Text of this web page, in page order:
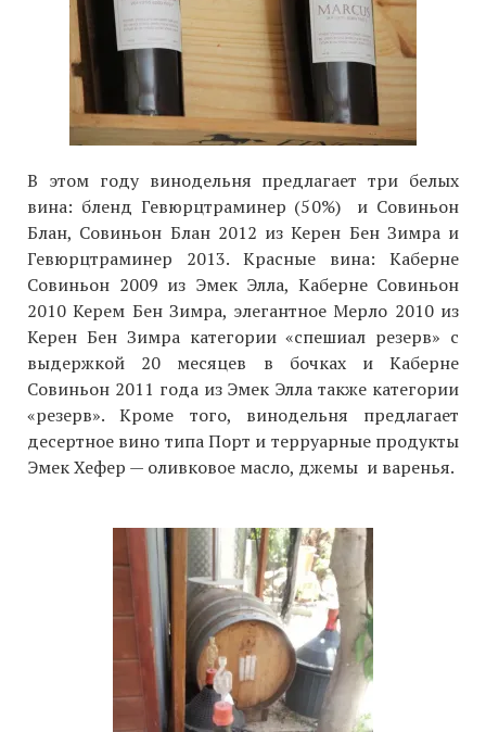
В этом году винодельня предлагает три белых
вина: бленд Гевюрцтраминер (50%) и Совиньон
Блан, Совиньон Блан 2012 из Керен Бен Зимра и
Гевюрцтраминер 2013. Красные вина: Каберне
Совиньон 2009 из Эмек Элла, Каберне Совиньон
2010 Керем Бен Зимра, элегантное Мерло 2010 из
Керен Бен Зимра категории «спешиал резерв» с
выдержкой 20 месяцев в бочках и Каберне
Совиньон 2011 года из Эмек Элла также категории
«резерв». Кроме того, винодельня предлагает
десертное вино типа Порт и терруарные продукты
Эмек Хефер — оливковое масло, джемы и варенья.